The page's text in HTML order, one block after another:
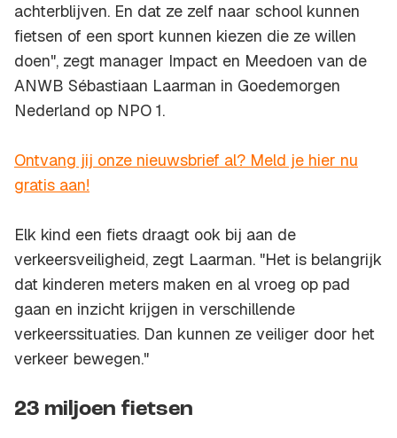
achterblijven. En dat ze zelf naar school kunnen
fietsen of een sport kunnen kiezen die ze willen
doen", zegt manager Impact en Meedoen van de
ANWB Sébastiaan Laarman in Goedemorgen
Nederland op NPO 1.
Ontvang jij onze nieuwsbrief al? Meld je hier nu
gratis aan!
Elk kind een fiets draagt ook bij aan de
verkeersveiligheid, zegt Laarman. "Het is belangrijk
dat kinderen meters maken en al vroeg op pad
gaan en inzicht krijgen in verschillende
verkeerssituaties. Dan kunnen ze veiliger door het
verkeer bewegen."
23 miljoen fietsen